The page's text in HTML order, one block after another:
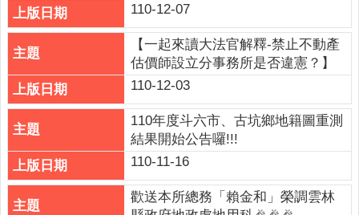
檢
索
查
詢
相
關
結
English
110-12-07
【一起來讀大法官解釋-禁止不動產
估價師設立分事務所是否違憲？】
110-12-03
110年度斗六市、古坑鄉地籍圖重測
結果開始公告囉!!!
110-11-16
歡送本所總務「賴金和」榮調雲林